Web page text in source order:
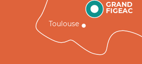
GRAND
FIGEAC
Toulouse